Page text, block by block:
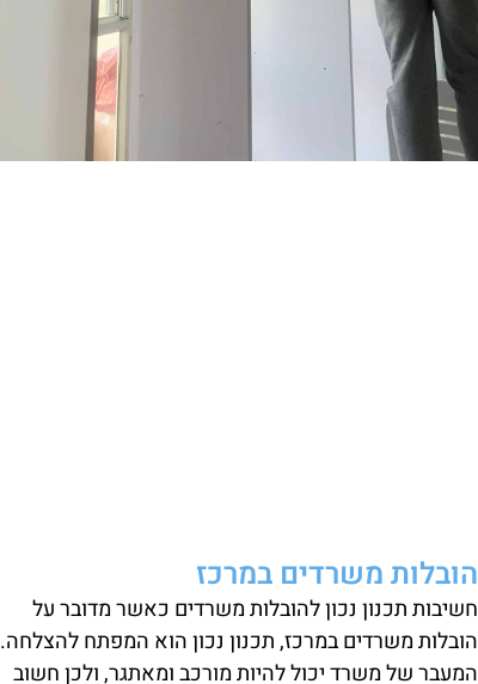
הובלות משרדים במרכז
חשיבות תכנון נכון להובלות משרדים כאשר מדובר על
הובלות משרדים במרכז, תכנון נכון הוא המפתח להצלחה.
המעבר של משרד יכול להיות מורכב ומאתגר, ולכן חשוב